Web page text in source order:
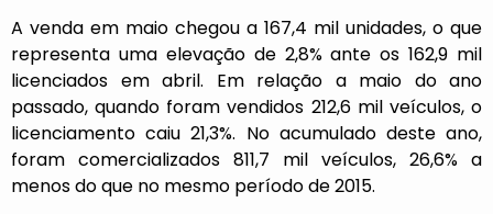
A venda em maio chegou a 167,4 mil unidades, o que
representa uma elevação de 2,8% ante os 162,9 mil
licenciados em abril. Em relação a maio do ano
passado, quando foram vendidos 212,6 mil veículos, o
licenciamento caiu 21,3%. No acumulado deste ano,
foram comercializados 811,7 mil veículos, 26,6% a
menos do que no mesmo período de 2015.